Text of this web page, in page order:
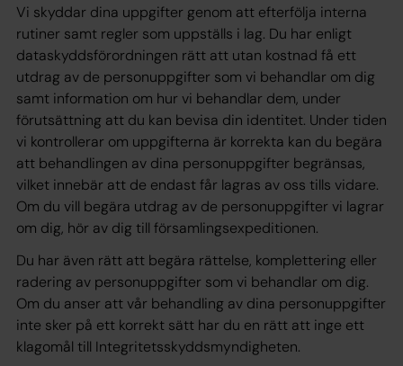
Vi skyddar dina uppgifter genom att efterfölja interna
rutiner samt regler som uppställs i lag. Du har enligt
dataskyddsförordningen rätt att utan kostnad få ett
utdrag av de personuppgifter som vi behandlar om dig
samt information om hur vi behandlar dem, under
förutsättning att du kan bevisa din identitet. Under tiden
vi kontrollerar om uppgifterna är korrekta kan du begära
att behandlingen av dina personuppgifter begränsas,
vilket innebär att de endast får lagras av oss tills vidare.
Om du vill begära utdrag av de personuppgifter vi lagrar
om dig, hör av dig till församlingsexpeditionen.
Du har även rätt att begära rättelse, komplettering eller
radering av personuppgifter som vi behandlar om dig.
Om du anser att vår behandling av dina personuppgifter
inte sker på ett korrekt sätt har du en rätt att inge ett
klagomål till Integritetsskyddsmyndigheten.